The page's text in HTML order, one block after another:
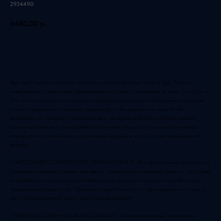
2934490
6480,00 р.
Вас ждут ошеломительные моменты и разнообразные миры в Split Fiction —
новаторском совместном приключении от студии, создавшей It Takes Two. Мио и
Зоя — писательницы-антиподы, оказавшиеся взаперти в собственных сюжетах
после подключения к машине, созданной, чтобы украсть их идеи. Чтобы
выбраться, им придется полагаться друг на друга, работать сообща, изучать
различные умения и преодолевать различные трудности, путешествуя между
научно-фантастическими и сказочными мирами в этой истории неожиданной
дружбы.
• НАСТОЯЩЕЕ СОВМЕСТНОЕ ПРИКЛЮЧЕНИЕ. Это приключение для игры на
раздельном экране создано для двоих. Погрузитесь в игровой процесс, где от вас
потребуется координация действий, выбор момента и совместная работа для
преодоления трудностей. Пригласите друга бесплатно присоединиться к вам в
кроссплатформенной игре с доступом для друзей*.
• НЕПРЕВЗОЙДЕННОЕ РАЗНООБРАЗИЕ. Открывайте новые механики и